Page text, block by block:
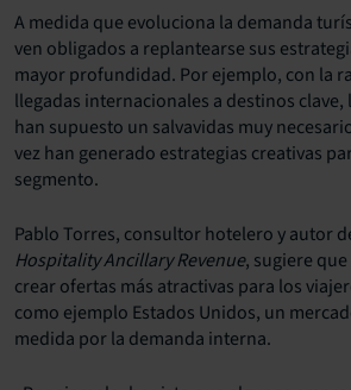
A medida que evoluciona la demanda
ven obligados a replantearse sus
mayor profundidad. Por ejemplo, con la
llegadas internacionales a destinos clave,
han supuesto un salvavidas muy
vez han generado estrategias creativas
segmento.
Pablo Torres, consultor hotelero y autor
Hospitality Ancillary Revenue, sugiere
crear ofertas más atractivas para los
como ejemplo Estados Unidos, un
medida por la demanda interna.